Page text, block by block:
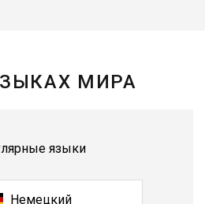
МИРА
языки
Немецкий